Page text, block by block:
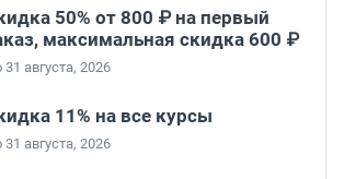
50% от 800 ₽ на первый
максимальная скидка 600 ₽
31 августа, 2026
11% на все курсы
31 августа, 2026